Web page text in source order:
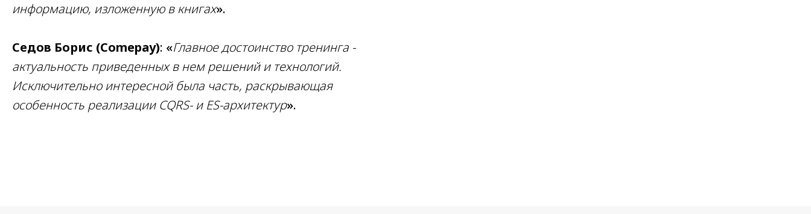
информацию, изложенную в книгах».
Седов Борис (Comepay): «Главное достоинство тренинга -
актуальность приведенных в нем решений и технологий.
Исключительно интересной была часть, раскрывающая
особенность реализации CQRS- и ES-архитектур».